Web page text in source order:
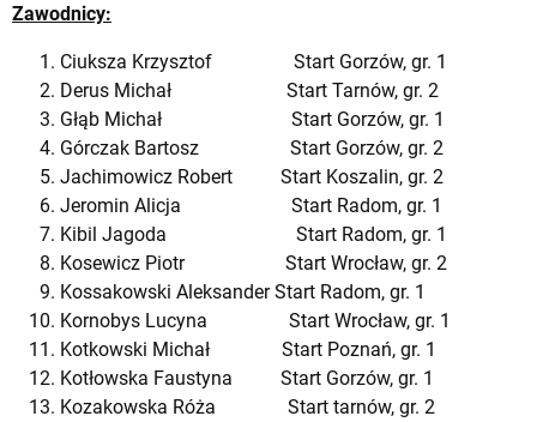
Zawodnicy:
Ciuksza Krzysztof Start Gorzów, gr. 1
Derus Michał Start Tarnów, gr. 2
Głąb Michał Start Gorzów, gr. 1
Górczak Bartosz Start Gorzów, gr. 2
Jachimowicz Robert Start Koszalin, gr. 2
Jeromin Alicja Start Radom, gr. 1
Kibil Jagoda Start Radom, gr. 1
Kosewicz Piotr Start Wrocław, gr. 2
Kossakowski Aleksander Start Radom, gr. 1
Kornobys Lucyna Start Wrocław, gr. 1
Kotkowski Michał Start Poznań, gr. 1
Kotłowska Faustyna Start Gorzów, gr. 1
Kozakowska Róża Start tarnów, gr. 2